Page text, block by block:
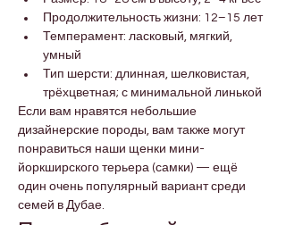
Продолжительность жизни: 12–15 лет
Темперамент: ласковый, мягкий,
умный
Тип шерсти: длинная, шелковистая,
трёхцветная; с минимальной линькой
Если вам нравятся небольшие
дизайнерские породы, вам также могут
понравиться наши щенки мини-
йоркширского терьера (самки) — ещё
один очень популярный вариант среди
семей в Дубае.